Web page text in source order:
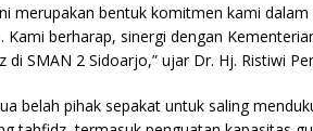
merupakan bentuk komitmen kami
Kami berharap, sinergi dengan
SMAN 2 Sidoarjo,” ujar Dr. Hj. Ristiwi
belah pihak sepakat untuk saling